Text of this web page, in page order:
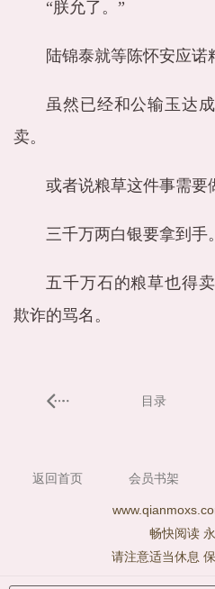
“朕允了。”
陆锦泰就等陈怀安应诺
虽然已经和公输玉达
卖。
或者说粮草这件事需要
三千万两白银要拿到手。
五千万石的粮草也得
欺诈的骂名。
目录
返回首页 会员书架
畅快阅读
请注意适当休息